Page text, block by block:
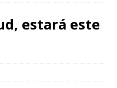
estará este